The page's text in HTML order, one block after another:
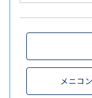
メニコ